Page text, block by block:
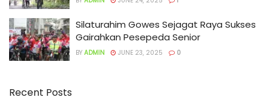
Silaturahim Gowes Sejagat Raya Sukses
Gairahkan Pesepeda Senior
BY ADMIN JUNE 23, 2025 0
Recent Posts